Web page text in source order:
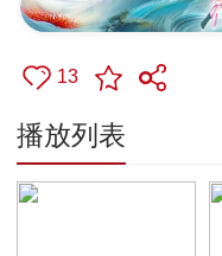
13
播放列表